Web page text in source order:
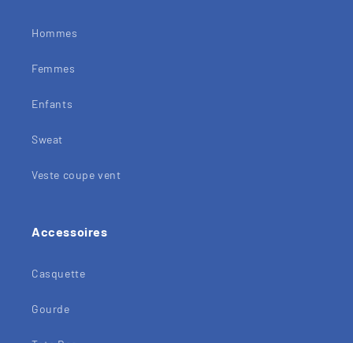
Hommes
Femmes
Enfants
Sweat
Veste coupe vent
Accessoires
Casquette
Gourde